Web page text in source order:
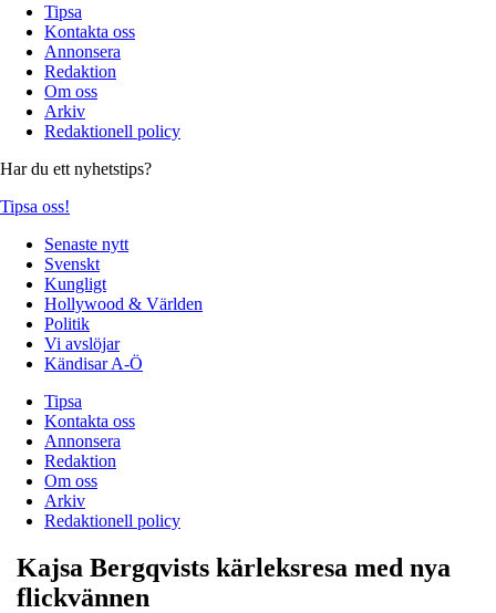
Tipsa
Kontakta oss
Annonsera
Redaktion
Om oss
Arkiv
Redaktionell policy
Har du ett nyhetstips?
Tipsa oss!
Senaste nytt
Svenskt
Kungligt
Hollywood & Världen
Politik
Vi avslöjar
Kändisar A-Ö
Tipsa
Kontakta oss
Annonsera
Redaktion
Om oss
Arkiv
Redaktionell policy
Kajsa Bergqvists kärleksresa med nya
flickvännen